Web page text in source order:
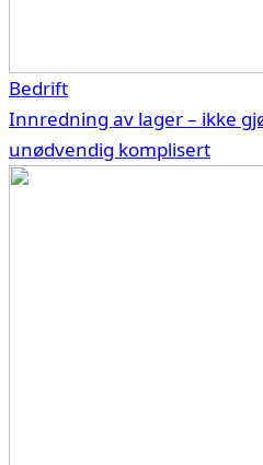
Bedrift
Innredning av lager – ikke
unødvendig komplisert